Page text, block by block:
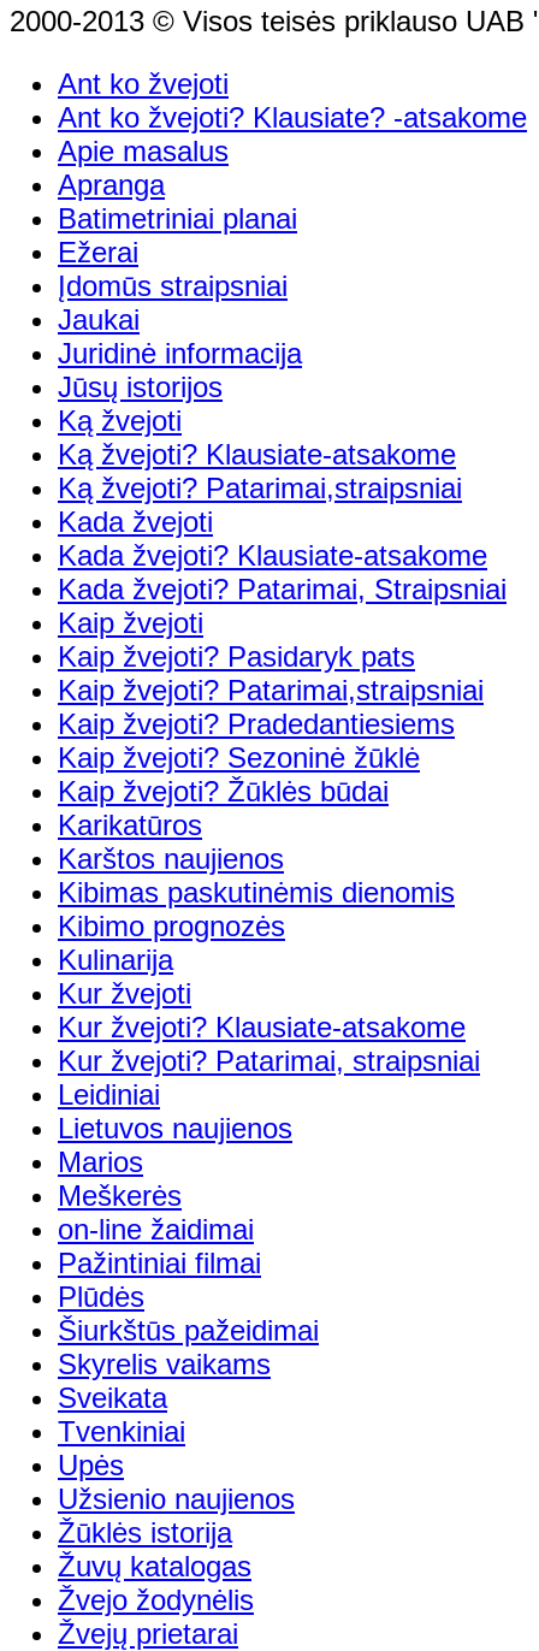
2000-2013 © Visos teisės priklauso UAB
Ant ko žvejoti
Ant ko žvejoti? Klausiate? -atsakome
Apie masalus
Apranga
Batimetriniai planai
Ežerai
Įdomūs straipsniai
Jaukai
Juridinė informacija
Jūsų istorijos
Ką žvejoti
Ką žvejoti? Klausiate-atsakome
Ką žvejoti? Patarimai,straipsniai
Kada žvejoti
Kada žvejoti? Klausiate-atsakome
Kada žvejoti? Patarimai, Straipsniai
Kaip žvejoti
Kaip žvejoti? Pasidaryk pats
Kaip žvejoti? Patarimai,straipsniai
Kaip žvejoti? Pradedantiesiems
Kaip žvejoti? Sezoninė žūklė
Kaip žvejoti? Žūklės būdai
Karikatūros
Karštos naujienos
Kibimas paskutinėmis dienomis
Kibimo prognozės
Kulinarija
Kur žvejoti
Kur žvejoti? Klausiate-atsakome
Kur žvejoti? Patarimai, straipsniai
Leidiniai
Lietuvos naujienos
Marios
Meškerės
on-line žaidimai
Pažintiniai filmai
Plūdės
Šiurkštūs pažeidimai
Skyrelis vaikams
Sveikata
Tvenkiniai
Upės
Užsienio naujienos
Žūklės istorija
Žuvų katalogas
Žvejo žodynėlis
Žvejų prietarai